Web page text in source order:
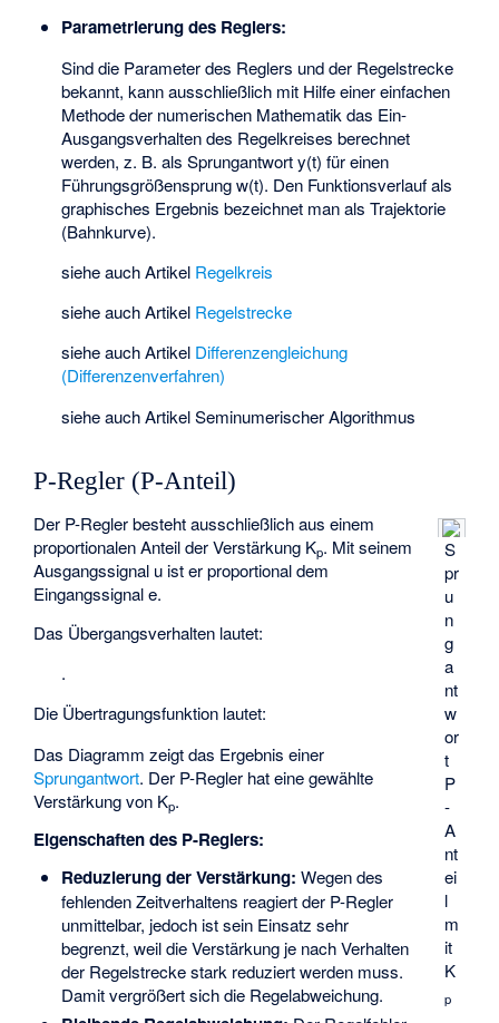
Parametrierung des Reglers:
Sind die Parameter des Reglers und der Regelstrecke
bekannt, kann ausschließlich mit Hilfe einer einfachen
Methode der numerischen Mathematik das Ein-
Ausgangsverhalten des Regelkreises berechnet
werden, z. B. als Sprungantwort y(t) für einen
Führungsgrößensprung w(t). Den Funktionsverlauf als
graphisches Ergebnis bezeichnet man als Trajektorie
(Bahnkurve).
siehe auch Artikel Regelkreis
siehe auch Artikel Regelstrecke
siehe auch Artikel Differenzengleichung
(Differenzenverfahren)
siehe auch ArtikelSeminumerischer Algorithmus
P-Regler (P-Anteil)
S
pr
u
n
g
a
nt
w
or
t
P
-
A
nt
ei
l
m
it
K
p
Der P-Regler besteht ausschließlich aus einem
proportionalen Anteil der Verstärkung Kp. Mit seinem
Ausgangssignal u ist er proportional dem
Eingangssignal e.
Das Übergangsverhalten lautet:
.
Die Übertragungsfunktion lautet:
Das Diagramm zeigt das Ergebnis einer
Sprungantwort. Der P-Regler hat eine gewählte
Verstärkung von Kp.
Eigenschaften des P-Reglers:
Reduzierung der Verstärkung: Wegen des
fehlenden Zeitverhaltens reagiert der P-Regler
unmittelbar, jedoch ist sein Einsatz sehr
begrenzt, weil die Verstärkung je nach Verhalten
der Regelstrecke stark reduziert werden muss.
Damit vergrößert sich die Regelabweichung.